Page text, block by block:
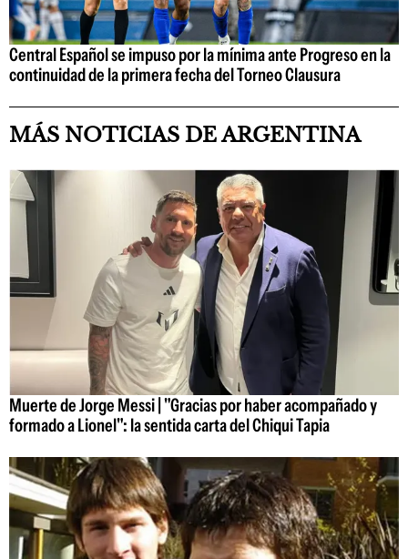
Central Español se impuso por la mínima ante Progreso en la
continuidad de la primera fecha del Torneo Clausura
MÁS NOTICIAS DE ARGENTINA
Muerte de Jorge Messi | "Gracias por haber acompañado y
formado a Lionel": la sentida carta del Chiqui Tapia